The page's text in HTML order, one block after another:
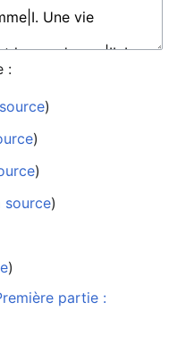
:
)
)
)
source)
)
partie :